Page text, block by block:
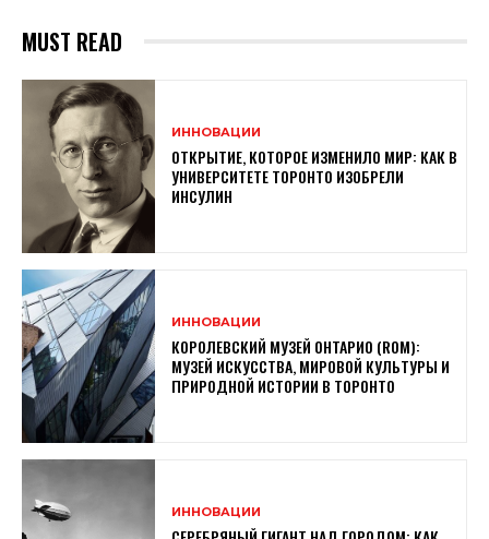
MUST READ
ИННОВАЦИИ
ОТКРЫТИЕ, КОТОРОЕ ИЗМЕНИЛО МИР: КАК В
УНИВЕРСИТЕТЕ ТОРОНТО ИЗОБРЕЛИ
ИНСУЛИН
ИННОВАЦИИ
КОРОЛЕВСКИЙ МУЗЕЙ ОНТАРИО (ROM):
МУЗЕЙ ИСКУССТВА, МИРОВОЙ КУЛЬТУРЫ И
ПРИРОДНОЙ ИСТОРИИ В ТОРОНТО
ИННОВАЦИИ